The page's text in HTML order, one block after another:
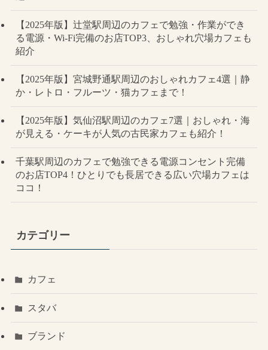
【2025年版】辻堂駅周辺のカフェで勉強・作業ができ
る電源・Wi-Fi完備のお店TOP3、おしゃれ穴場カフェも
紹介
【2025年版】宮城野通駅周辺のおしゃれカフェ4選｜静
か・レトロ・フルーツ・猫カフェまで！
【2025年版】気仙沼駅周辺のカフェ7選｜おしゃれ・海
が見える・ケーキが人気の古民家カフェも紹介！
千葉駅周辺のカフェで勉強できる電源コンセント完備
のお店TOP4！ひとりでも長居できる広い穴場カフェは
ココ！
カテゴリー
カフェ
スタバ
ブランド